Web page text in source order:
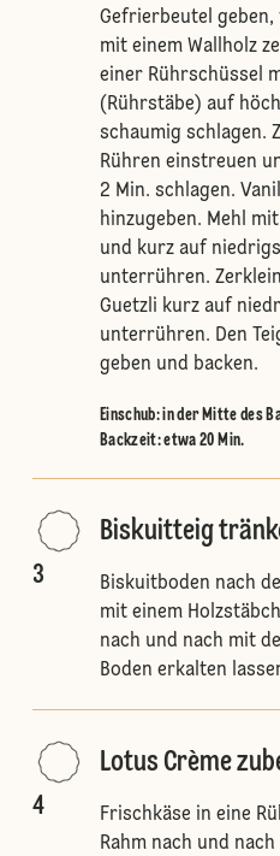
Gefrierbeutel
mit einem Wallholz
einer Rührschüssel
(Rührstäbe) auf
schaumig schlagen.
Rühren einstreuen
2 Min. schlagen.
hinzugeben. Mehl
und kurz auf
unterrühren.
Guetzli kurz auf
unterrühren. Den
geben und backen.
Einschub:in der Mitte des
Backzeit: etwa 20 Min.
3
Biskuitteig
Biskuitboden nach
mit einem
nach und nach mit
Boden erkalten
4
Lotus Crème
Frischkäse in eine
Rahm nach und